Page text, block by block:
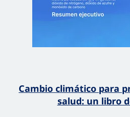
Cambio climático para
salud: un libro